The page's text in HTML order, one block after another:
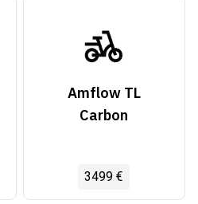
Amflow TL
Carbon
3499 €